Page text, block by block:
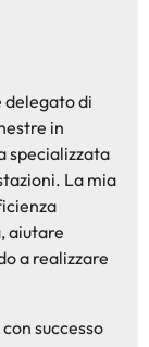
di
in
specializzata
La mia
aiutare
a realizzare
successo